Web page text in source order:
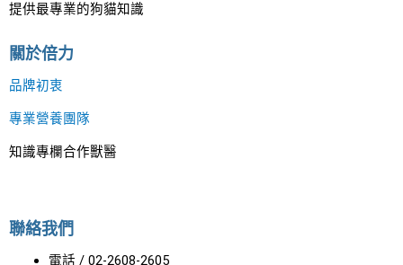
提供最專業的狗貓知識
關於倍力
品牌初衷
專業營養團隊
知識專欄合作獸醫
聯絡我們
電話 / 02-2608-2605